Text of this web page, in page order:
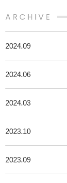
ARCHIVE
2024.09
2024.06
2024.03
2023.10
2023.09